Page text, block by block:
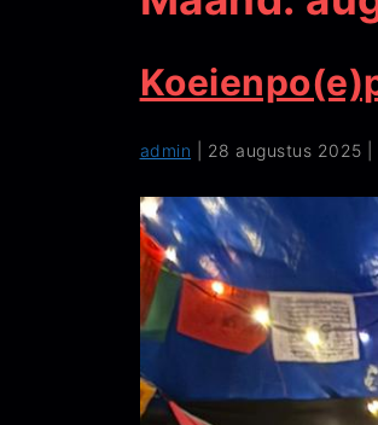
admin 28 augustus 2025